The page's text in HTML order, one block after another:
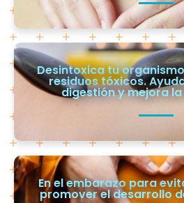
Desintoxica tu
residuos tóxicos.
digestión y mejora
En el embarazo para
promover el desarrollo